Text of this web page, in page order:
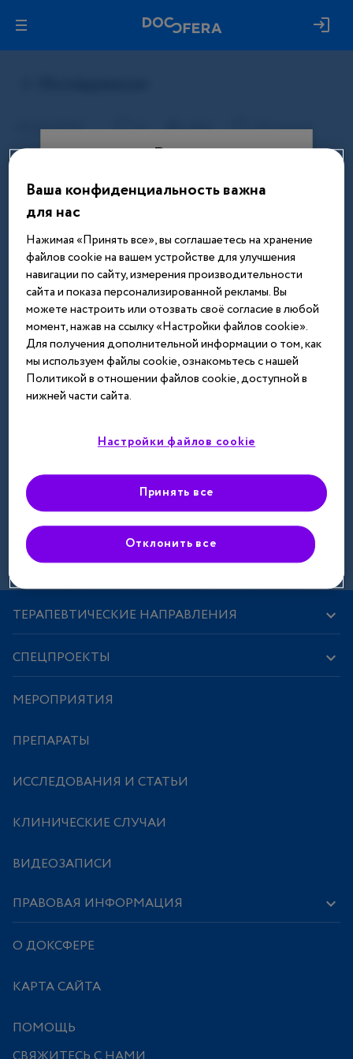
Вход
Этот материал доступен только
после авторизации. Войдите или
зарегистрируйтесь, чтобы получить
доступ ко всем материалам сайта
Введите телефон или email
Далее
Зарегистрироваться
ТЕРАПЕВТИЧЕСКИЕ НАПРАВЛЕНИЯ
СПЕЦПРОЕКТЫ
МЕРОПРИЯТИЯ
ПРЕПАРАТЫ
ИССЛЕДОВАНИЯ И СТАТЬИ
КЛИНИЧЕСКИЕ СЛУЧАИ
ВИДЕОЗАПИСИ
ПРАВОВАЯ ИНФОРМАЦИЯ
О ДОКСФЕРЕ
КАРТА САЙТА
ПОМОЩЬ
Ваша конфиденциальность важна
для нас
Нажимая «Принять все», вы соглашаетесь на хранение
файлов cookie на вашем устройстве для улучшения
навигации по сайту, измерения производительности
сайта и показа персонализированной рекламы. Вы
можете настроить или отозвать своё согласие в любой
момент, нажав на ссылку «Настройки файлов cookie».
Для получения дополнительной информации о том, как
мы используем файлы cookie, ознакомьтесь с нашей
Политикой в отношении файлов cookie, доступной в
нижней части сайта.
Настройки файлов cookie
Отклонить все
Принять все